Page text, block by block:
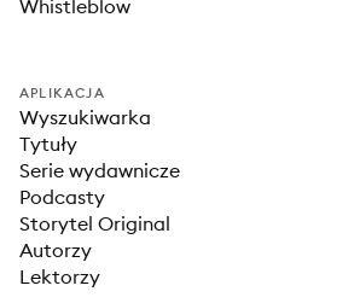
Whistleblow
APLIKACJA
Wyszukiwarka
Tytuły
Serie wydawnicze
Podcasty
Storytel Original
Autorzy
Lektorzy